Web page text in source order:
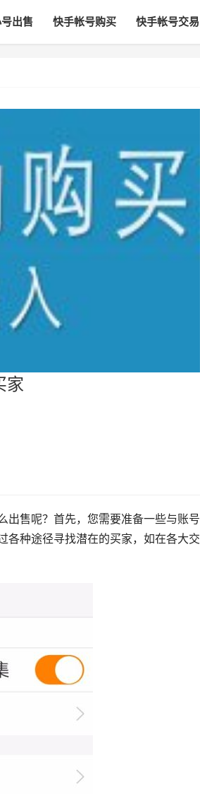
出售 快手帐号购买 快手帐号交易
家
出售呢？首先，您需要准备一些与账号
各种途径寻找潜在的买家，如在各大交